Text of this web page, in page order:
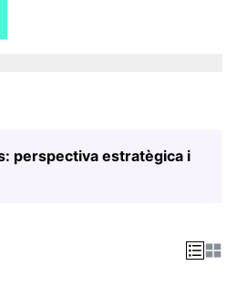
perspectiva estratègica i